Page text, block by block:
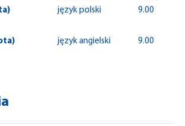
język polski 9.00
język angielski 9.00